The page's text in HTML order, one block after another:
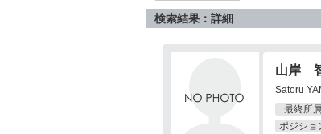
検索結果：詳細
山岸
Satoru
最終所
ポジショ